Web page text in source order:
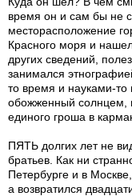
время он и сам бы не
месторасположение
Красного моря и
других сведений,
занимался
то время и науками-то
обожженный солнцем,
единого гроша в
ПЯТЬ долгих лет не
братьев. Как ни
Петербурге и в
а возвратился